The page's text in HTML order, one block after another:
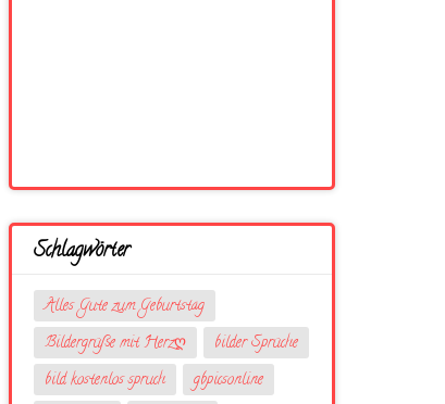
Schlagwörter
Alles Gute zum Geburtstag
Bildergrüße mit Herzღ
bilder Sprüche
bild kostenlos spruch
gbpicsonline